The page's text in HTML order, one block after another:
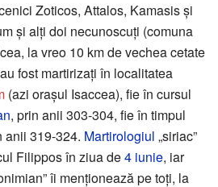
Zoticos, Attalos, Kamasis și
și alți doi necunoscuți (comuna
la vreo 10 km de vechea cetate
fost martirizați în localitatea
(azi orașul Isaccea), fie în cursul
, prin anii 303-304, fie în timpul
anii 319-324. Martirologiul „siriac”
Filippos în ziua de4 iunie, iar
îi menționează pe toți, la